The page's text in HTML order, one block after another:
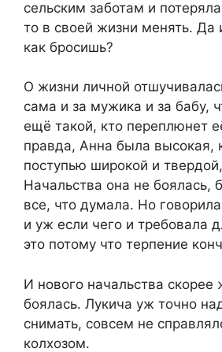
сельским заботам и
то в своей жизни менять. Да
как бросишь?
О жизни личной
сама и за мужика и за бабу,
ещё такой, кто переплюнет
правда, Анна была высокая,
поступью широкой и
Начальства она не боялась,
все, что думала. Но
и уж если чего и требовала
это потому что терпение
И нового начальства
боялась. Лукича уж точно
снимать, совсем не
колхозом.